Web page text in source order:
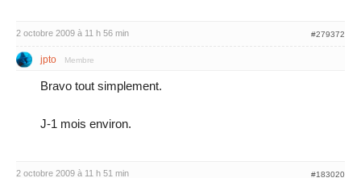
2 octobre 2009 à 11 h 56 min #279372
jpto Membre
Bravo tout simplement.
J-1 mois environ.
2 octobre 2009 à 11 h 51 min #183020